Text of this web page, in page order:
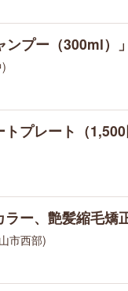
プー（300ml）
プレート（
ー、艶髪縮毛矯
市西部)